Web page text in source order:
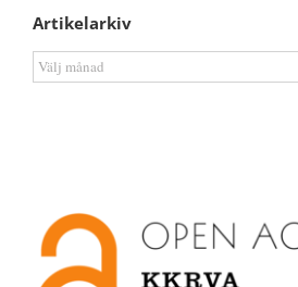
Artikelarkiv
Artikelarkiv